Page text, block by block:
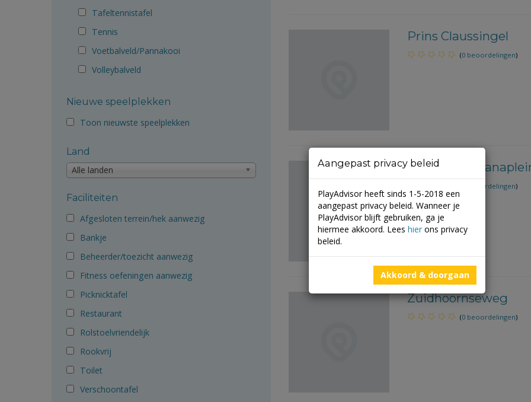
Tafeltennistafel
Tennis
Voetbalveld/Pannakooi
Volleybalveld
Nieuwe speelplekken
Toon nieuwste speelplekken
Land
Alle landen
Faciliteiten
Afgesloten terrein/hek aanwezig
Bankje
Beheerder/toezicht aanwezig
Fitness oefeningen aanwezig
Picknicktafel
Restaurant
Rolstoelvriendelijk
Rookvrij
Toilet
Verschoontafel
Prins Claussingel
(0 beoordelingen)
Koningin
0 beoordelingen)
Zuidhoornseweg
(0 beoordelingen)
Aangepast privacy beleid
PlayAdvisor heeft sinds 1-5-2018 een
aangepast privacy beleid. Wanneer je
PlayAdvisor blijft gebruiken, ga je
hiermee akkoord. Lees hier ons privacy
beleid.
Akkoord & doorgaan